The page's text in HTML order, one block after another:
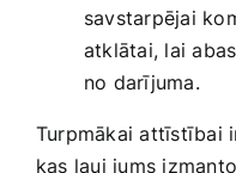
savstarpējai
atklātai, lai
no darījuma.
Turpmākai attīstībai
kas ļauj jums